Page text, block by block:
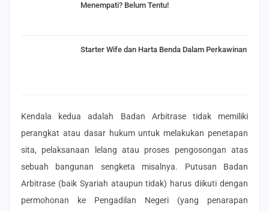
Menempati? Belum Tentu!
Starter Wife dan Harta Benda Dalam Perkawinan
Kendala kedua adalah Badan Arbitrase tidak memiliki
perangkat atau dasar hukum untuk melakukan penetapan
sita, pelaksanaan lelang atau proses pengosongan atas
sebuah bangunan sengketa misalnya. Putusan Badan
Arbitrase (baik Syariah ataupun tidak) harus diikuti dengan
permohonan ke Pengadilan Negeri (yang penarapan